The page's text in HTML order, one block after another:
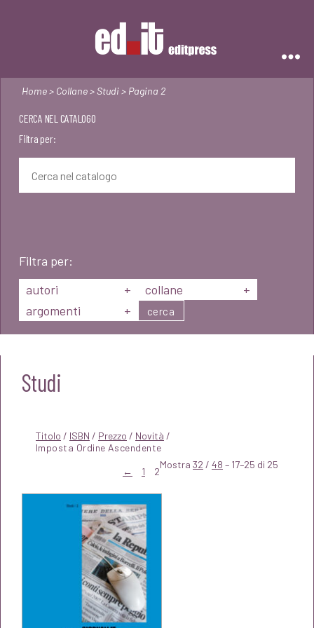
Home> Collane>Studi> Pagina 2
CERCA NEL CATALOGO
Filtra per:
Filtra per:
autori
+ collane
+
argomenti
+ cerca
Studi
Titolo / ISBN / Prezzo / Novità /
Mostra 32 / 48 – 17–25 di 25
← 1 2